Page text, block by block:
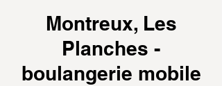
Montreux, Les
Planches -
boulangerie mobile